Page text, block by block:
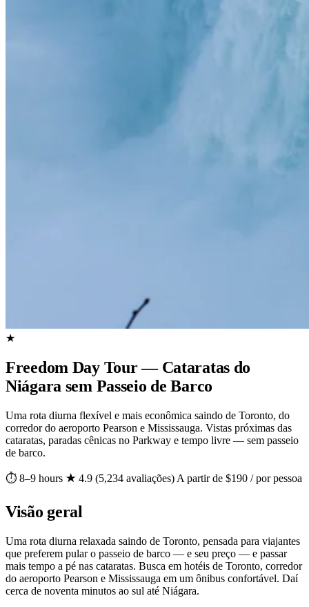
★
Freedom Day Tour — Cataratas do
Niágara sem Passeio de Barco
Uma rota diurna flexível e mais econômica saindo de Toronto, do
corredor do aeroporto Pearson e Mississauga. Vistas próximas das
cataratas, paradas cênicas no Parkway e tempo livre — sem passeio
de barco.
⏱ 8–9 hours ★ 4.9 (5,234 avaliações) A partir de $190 / por pessoa
Visão geral
Uma rota diurna relaxada saindo de Toronto, pensada para viajantes
que preferem pular o passeio de barco — e seu preço — e passar
mais tempo a pé nas cataratas. Busca em hotéis de Toronto, corredor
do aeroporto Pearson e Mississauga em um ônibus confortável. Daí
cerca de noventa minutos ao sul até Niágara.